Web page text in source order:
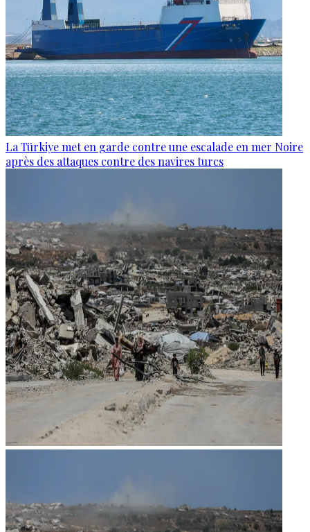
La Türkiye met en garde contre une escalade en mer Noire
après des attaques contre des navires turcs